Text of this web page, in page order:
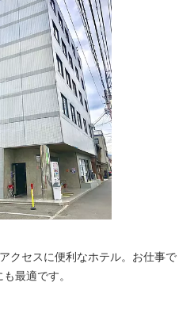
クセスに便利なホテル。お仕事で
最適です。